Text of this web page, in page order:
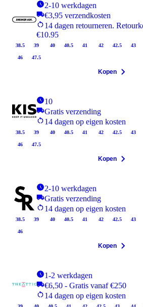
2-10 werkdagen
€3,95 verzendkosten
14 dagen retourneren.
€10.95
38.5 39 40 40.5 41 42 42.5 43
46 47.5
Kopen
10
Gratis verzending
14 dagen op eigen kosten
38.5 39 40 40.5 41 42 42.5 43
46 47.5
Kopen
2-10 werkdagen
Gratis verzending
14 dagen op eigen kosten
38.5 39 40 40.5 41 42 42.5 43
46
Kopen
1-2 werkdagen
€6,50 - Gratis vanaf €250
14 dagen op eigen kosten